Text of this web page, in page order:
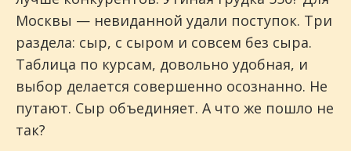
Москвы — невиданной удали поступок. Три
раздела: сыр, с сыром и совсем без сыра.
Таблица по курсам, довольно удобная, и
выбор делается совершенно осознанно. Не
путают. Сыр объединяет. А что же пошло не
так?